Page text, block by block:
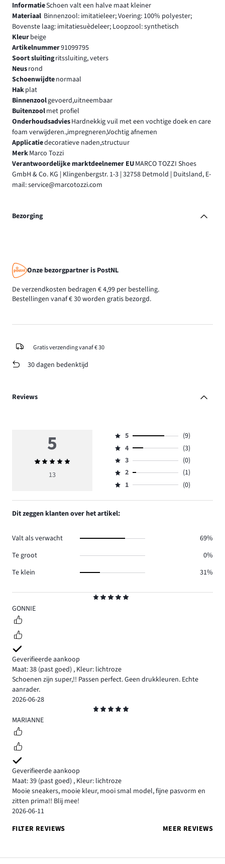
InformatieSchoen valt een halve maat kleiner
Materiaal Binnenzool: imitatieleer; Voering: 100% polyester;
Bovenste laag: imitatiesuèdeleer; Loopzool: synthetisch
Kleurbeige
Artikelnummer91099795
Soort sluitingritssluiting, veters
Neusrond
Schoenwijdtenormaal
Hakplat
Binnenzoolgevoerd,uitneembaar
Buitenzoolmet profiel
OnderhoudsadviesHardnekkig vuil met een vochtige doek en care
foam verwijderen.,impregneren,Vochtig afnemen
Applicatiedecoratieve naden,structuur
MerkMarco Tozzi
Verantwoordelijke marktdeelnemer EUMARCO TOZZI Shoes
GmbH & Co. KG | Klingenbergstr. 1-3 | 32758 Detmold | Duitsland, E-
mail: service@marcotozzi.com
Bezorging
Onze bezorgpartner is PostNL
De verzendkosten bedragen € 4,99 per bestelling.
Bestellingen vanaf € 30 worden gratis bezorgd.
Gratis verzending vanaf € 30
30 dagen bedenktijd
Reviews
5
GONNIE
Geverifieerde aankoop
Maat: 38 (past goed) , Kleur: lichtroze
Schoenen zijn super,!! Passen perfect. Geen drukkleuren. Echte
aanrader.
2026-06-28
5
MARIANNE
Geverifieerde aankoop
Maat: 39 (past goed) , Kleur: lichtroze
Mooie sneakers, mooie kleur, mooi smal model, fijne pasvorm en
zitten prima!! Blij mee!
2026-06-11
FILTER REVIEWS
MEER REVIEWS
5
Gemiddelde
beoordeling
13
Beoordeling
5,
aantal
reviews
9.
5
(9)
Beoordeling
4,
aantal
reviews
4
(3)
Beoordeling
3,
aantal
3
(0)
Beoordeling
2,
1.
2
(1)
Beoordeling
1,
aantal
reviews
1 (0)
Dit zeggen klanten over het artikel:
Valt als verwacht
69%
Te groot
0%
Te klein
31%